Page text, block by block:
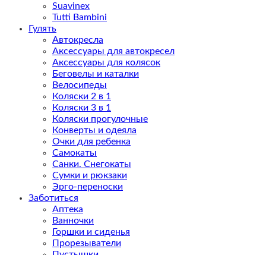
Suavinex
Tutti Bambini
Гулять
Автокресла
Аксессуары для автокресел
Аксессуары для колясок
Беговелы и каталки
Велосипеды
Коляски 2 в 1
Коляски 3 в 1
Коляски прогулочные
Конверты и одеяла
Очки для ребенка
Самокаты
Санки. Снегокаты
Сумки и рюкзаки
Эрго-переноски
Заботиться
Аптека
Ванночки
Горшки и сиденья
Прорезыватели